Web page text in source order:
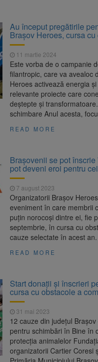
Au început pregătirile
Brașov Heroes, cursa
11 martie 2024
Este vorba de o campanie
filantropic, care va avealoc
Heroes activează energia
relevante proiecte care
deștepte și
schimbare Anul acesta,
READ MORE
Brașovenii se pot
pot deveni eroi pentru
7 august 2023
Organizatorii Brașov
eveniment în care membrii
puțin norocoși dintre ei, fie
septembrie, în cursa cu
cauze selectate în acest
READ MORE
Start donații și înscrieri
cursa cu obstacole a
31 mai 2023
12 cauze din județul
pentru schimbări în Bine în
protecția animalelor
organizatorii Cartier Coresi